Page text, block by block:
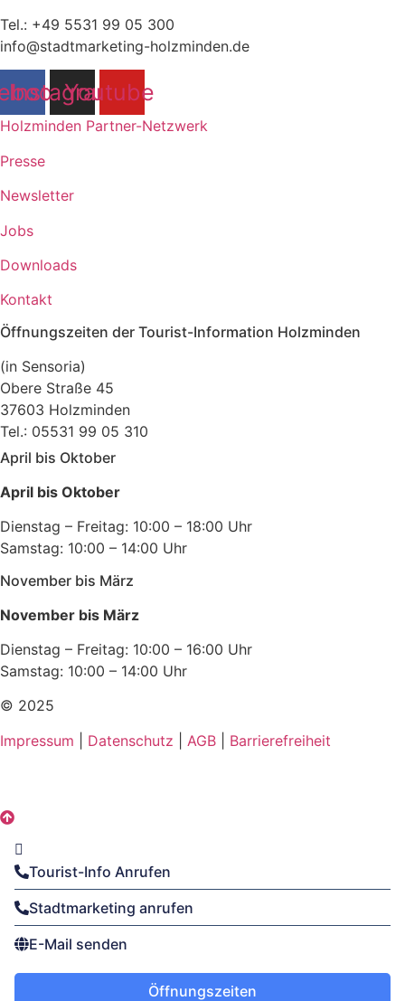
Tel.: +49 5531 99 05 300
info@stadtmarketing-holzminden.de
Instagram
Youtube
Holzminden Partner-Netzwerk
Presse
Newsletter
Jobs
Downloads
Kontakt
Öffnungszeiten der Tourist-Information Holzminden
(in Sensoria)
Obere Straße 45
37603 Holzminden
Tel.: 05531 99 05 310
April bis Oktober
April bis Oktober
Dienstag – Freitag: 10:00 – 18:00 Uhr
Samstag: 10:00 – 14:00 Uhr
November bis März
November bis März
Dienstag – Freitag: 10:00 – 16:00 Uhr
Samstag: 10:00 – 14:00 Uhr
© 2025
Impressum
Datenschutz AGB Barrierefreiheit
Tourist-Info Anrufen
Stadtmarketing anrufen
E-Mail senden
Öffnungszeiten